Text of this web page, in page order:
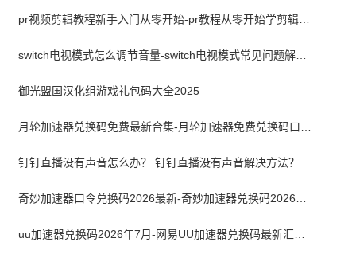
pr视频剪辑教程新手入门从零开始-pr教程从零开始学剪辑全集免费
switch电视模式怎么调节音量-switch电视模式常见问题解决方案
御光盟国汉化组游戏礼包码大全2025
钉钉直播没有声音怎么办？ 钉钉直播没有声音解决方法？